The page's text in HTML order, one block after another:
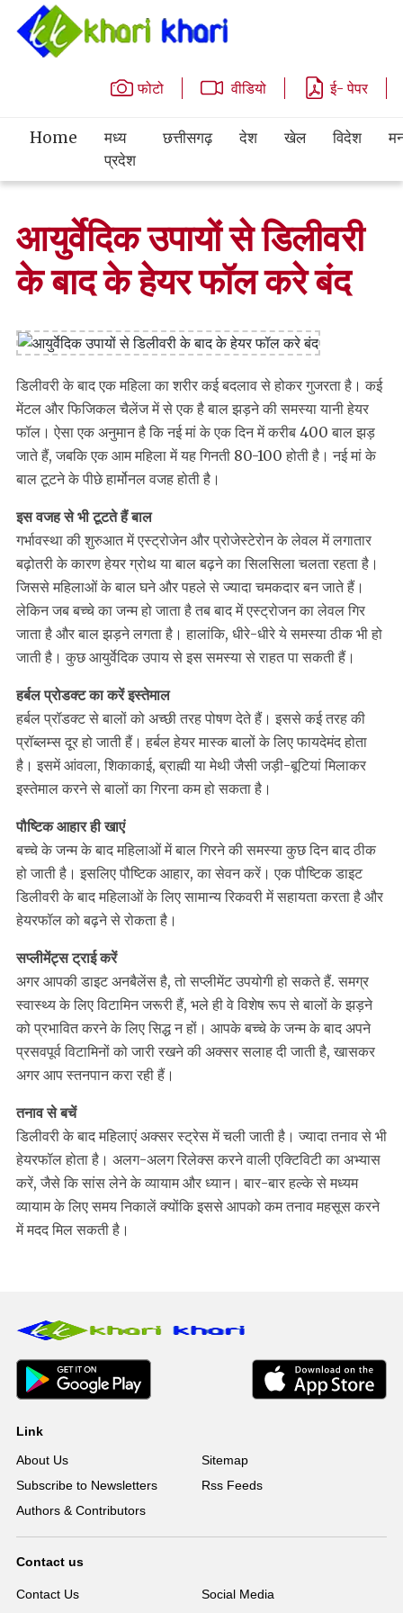
फोटो वीडियो ई- पेपर
Home
मध्य
प्रदेश
छत्तीसगढ़ देश खेल विदेश
आयुर्वेदिक उपायों से डिलीवरी
के बाद के हेयर फॉल करे बंद
डिलीवरी के बाद एक महिला का शरीर कई बदलाव से होकर गुजरता है। कई
मेंटल और फिजिकल चैलेंज में से एक है बाल झड़ने की समस्‍या यानी हेयर
फॉल। ऐसा एक अनुमान है कि नई मां के एक दिन में करीब 400 बाल झड़
जाते हैं, जबकि एक आम महिला में यह गिनती 80-100 होती है। नई मां के
बाल टूटने के पीछे हार्मोनल वजह होती है।
इस वजह से भी टूटते हैं बाल
गर्भावस्था की शुरुआत में एस्ट्रोजेन और प्रोजेस्टेरोन के लेवल में लगातार
बढ़ोतरी के कारण हेयर ग्रोथ या बाल बढ़ने का सिलसिला चलता रहता है।
जिससे महिलाओं के बाल घने और पहले से ज्यादा चमकदार बन जाते हैं।
लेकिन जब बच्चे का जन्म हो जाता है तब बाद में एस्ट्रोजन का लेवल गिर
जाता है और बाल झड़ने लगता है। हालांकि, धीरे-धीरे ये समस्या ठीक भी हो
जाती है। कुछ आयुर्वेदिक उपाय से इस समस्या से राहत पा सकती हैं।
हर्बल प्रोडक्‍ट का करें इस्‍तेमाल
हर्बल प्रॉडक्‍ट से बालों को अच्छी तरह पोषण देते हैं। इससे कई तरह की
प्रॉब्लम्स दूर हो जाती हैं। हर्बल हेयर मास्क बालों के लिए फायदेमंद होता
है। इसमें आंवला, शिकाकाई, ब्राह्मी या मेथी जैसी जड़ी-बूटियां मिलाकर
इस्तेमाल करने से बालों का गिरना कम हो सकता है।
पौष्टिक आहार ही खाएं
बच्चे के जन्म के बाद महिलाओं में बाल गिरने की समस्या कुछ दिन बाद ठीक
हो जाती है। इसलिए पौष्टिक आहार, का सेवन करें। एक पौष्टिक डाइट
ड‍िलीवरी के बाद महिलाओं के लिए सामान्य रिकवरी में सहायता करता है और
हेयरफॉल को बढ़ने से रोकता है।
सप्लीमेंट्स ट्राई करें
अगर आपकी डाइट अनबैलेंस है, तो सप्लीमेंट उपयोगी हो सकते हैं. समग्र
स्वास्थ्य के लिए विटामिन जरूरी हैं, भले ही वे विशेष रूप से बालों के झड़ने
को प्रभावित करने के लिए सिद्ध न हों। आपके बच्चे के जन्म के बाद अपने
प्रसवपूर्व विटामिनों को जारी रखने की अक्सर सलाह दी जाती है, खासकर
अगर आप स्तनपान करा रही हैं।
तनाव से बचें
डिलीवरी के बाद महिलाएं अक्‍सर स्‍ट्रेस में चली जाती है। ज्‍यादा तनाव से भी
हेयरफॉल होता है। अलग-अलग रिलेक्स करने वाली एक्टिविटी का अभ्यास
करें, जैसे कि सांस लेने के व्यायाम और ध्यान। बार-बार हल्के से मध्यम
व्यायाम के लिए समय निकालें क्योंकि इससे आपको कम तनाव महसूस करने
में मदद मिल सकती है।
Link
About Us
Sitemap
Subscribe to Newsletters
Rss Feeds
Authors & Contributors
Contact us
Contact Us
Social Media